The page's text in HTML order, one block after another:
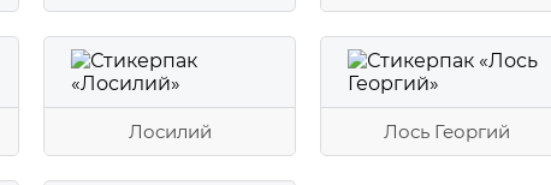
Лосилий Лось Георгий